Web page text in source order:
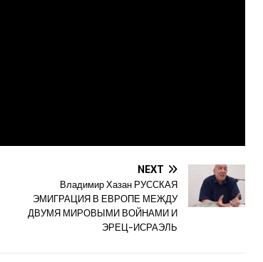
NEXT
Владимир Хазан РУССКАЯ
ЭМИГРАЦИЯ В ЕВРОПЕ МЕЖДУ
ДВУМЯ МИРОВЫМИ ВОЙНАМИ И
ЭРЕЦ-ИСРАЭЛЬ